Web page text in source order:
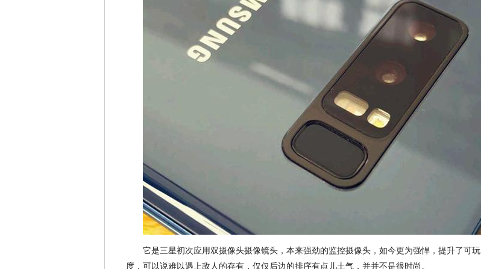
它是三星初次应用双摄像头摄像镜头，本来强劲的监控摄像头，如今更为强悍，提升了可玩
度，可以说难以遇上敌人的存有，仅仅后边的排序有点儿土气，并并不是很时尚。